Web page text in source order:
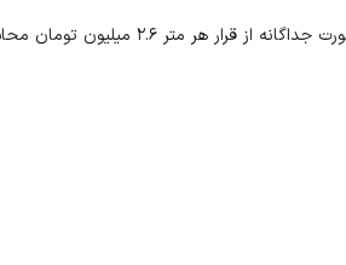
قرارداد ساخت برج نارنجستان 1 متری 4.7 میلیون تومان می باشد که البته هزینه زمین و تراکم به صورت